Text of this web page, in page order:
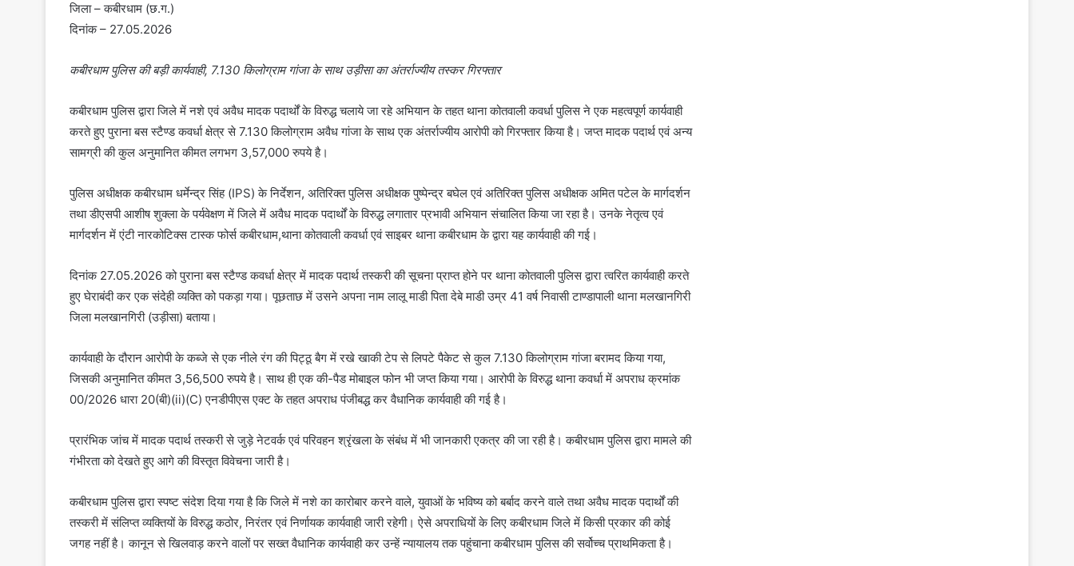
जिला – कबीरधाम (छ.ग.)
दिनांक – 27.05.2026
कबीरधाम पुलिस की बड़ी कार्यवाही, 7.130 किलोग्राम गांजा के साथ उड़ीसा का अंतर्राज्यीय तस्कर गिरफ्तार
कबीरधाम पुलिस द्वारा जिले में नशे एवं अवैध मादक पदार्थों के विरुद्ध चलाये जा रहे अभियान के तहत थाना कोतवाली कवर्धा पुलिस ने एक महत्वपूर्ण कार्यवाही
करते हुए पुराना बस स्टैण्ड कवर्धा क्षेत्र से 7.130 किलोग्राम अवैध गांजा के साथ एक अंतर्राज्यीय आरोपी को गिरफ्तार किया है। जप्त मादक पदार्थ एवं अन्य
सामग्री की कुल अनुमानित कीमत लगभग 3,57,000 रुपये है।
पुलिस अधीक्षक कबीरधाम धर्मेन्द्र सिंह (IPS) के निर्देशन, अतिरिक्त पुलिस अधीक्षक पुष्पेन्द्र बघेल एवं अतिरिक्त पुलिस अधीक्षक अमित पटेल के मार्गदर्शन
तथा डीएसपी आशीष शुक्ला के पर्यवेक्षण में जिले में अवैध मादक पदार्थों के विरुद्ध लगातार प्रभावी अभियान संचालित किया जा रहा है। उनके नेतृत्व एवं
मार्गदर्शन में एंटी नारकोटिक्स टास्क फोर्स कबीरधाम,थाना कोतवाली कवर्धा एवं साइबर थाना कबीरधाम के द्वारा यह कार्यवाही की गई।
दिनांक 27.05.2026 को पुराना बस स्टैण्ड कवर्धा क्षेत्र में मादक पदार्थ तस्करी की सूचना प्राप्त होने पर थाना कोतवाली पुलिस द्वारा त्वरित कार्यवाही करते
हुए घेराबंदी कर एक संदेही व्यक्ति को पकड़ा गया। पूछताछ में उसने अपना नाम लालू माडी पिता देबे माडी उम्र 41 वर्ष निवासी टाण्डापाली थाना मलखानगिरी
जिला मलखानगिरी (उड़ीसा) बताया।
कार्यवाही के दौरान आरोपी के कब्जे से एक नीले रंग की पिट्ठू बैग में रखे खाकी टेप से लिपटे पैकेट से कुल 7.130 किलोग्राम गांजा बरामद किया गया,
जिसकी अनुमानित कीमत 3,56,500 रुपये है। साथ ही एक की-पैड मोबाइल फोन भी जप्त किया गया। आरोपी के विरुद्ध थाना कवर्धा में अपराध क्रमांक
00/2026 धारा 20(बी)(ii)(C) एनडीपीएस एक्ट के तहत अपराध पंजीबद्ध कर वैधानिक कार्यवाही की गई है।
प्रारंभिक जांच में मादक पदार्थ तस्करी से जुड़े नेटवर्क एवं परिवहन श्रृंखला के संबंध में भी जानकारी एकत्र की जा रही है। कबीरधाम पुलिस द्वारा मामले की
गंभीरता को देखते हुए आगे की विस्तृत विवेचना जारी है।
कबीरधाम पुलिस द्वारा स्पष्ट संदेश दिया गया है कि जिले में नशे का कारोबार करने वाले, युवाओं के भविष्य को बर्बाद करने वाले तथा अवैध मादक पदार्थों की
तस्करी में संलिप्त व्यक्तियों के विरुद्ध कठोर, निरंतर एवं निर्णायक कार्यवाही जारी रहेगी। ऐसे अपराधियों के लिए कबीरधाम जिले में किसी प्रकार की कोई
जगह नहीं है। कानून से खिलवाड़ करने वालों पर सख्त वैधानिक कार्यवाही कर उन्हें न्यायालय तक पहुंचाना कबीरधाम पुलिस की सर्वोच्च प्राथमिकता है।